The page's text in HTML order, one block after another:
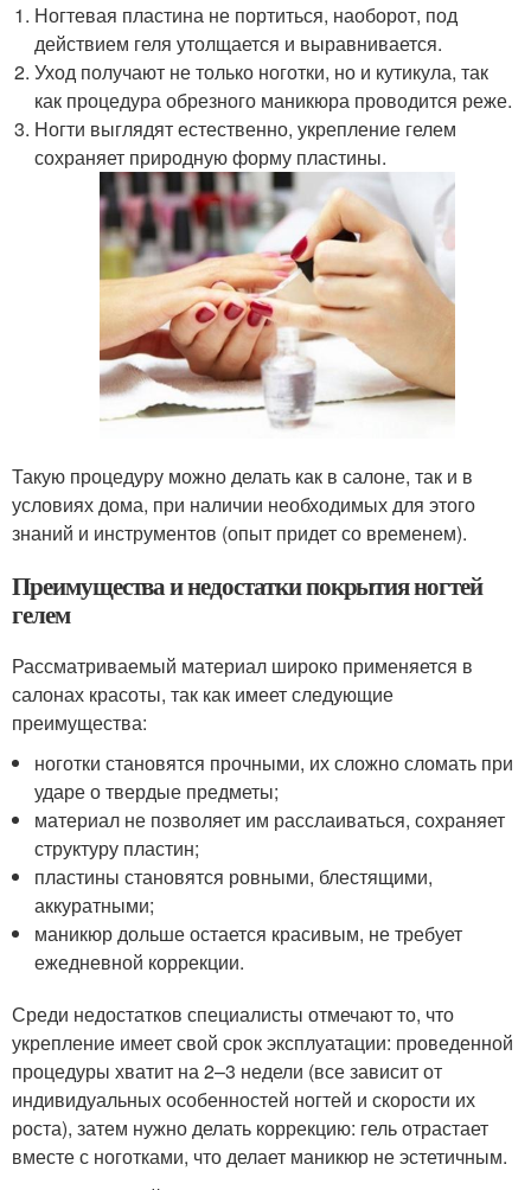
Ногтевая пластина не портиться, наоборот, под
действием геля утолщается и выравнивается.
Уход получают не только ноготки, но и кутикула, так
как процедура обрезного маникюра проводится реже.
Ногти выглядят естественно, укрепление гелем
сохраняет природную форму пластины.
Такую процедуру можно делать как в салоне, так и в
условиях дома, при наличии необходимых для этого
знаний и инструментов (опыт придет со временем).
Преимущества и недостатки покрытия ногтей
гелем
Рассматриваемый материал широко применяется в
салонах красоты, так как имеет следующие
преимущества:
ноготки становятся прочными, их сложно сломать при
ударе о твердые предметы;
материал не позволяет им расслаиваться, сохраняет
структуру пластин;
пластины становятся ровными, блестящими,
аккуратными;
маникюр дольше остается красивым, не требует
ежедневной коррекции.
Среди недостатков специалисты отмечают то, что
укрепление имеет свой срок эксплуатации: проведенной
процедуры хватит на 2–3 недели (все зависит от
индивидуальных особенностей ногтей и скорости их
роста), затем нужно делать коррекцию: гель отрастает
вместе с ноготками, что делает маникюр не эстетичным.